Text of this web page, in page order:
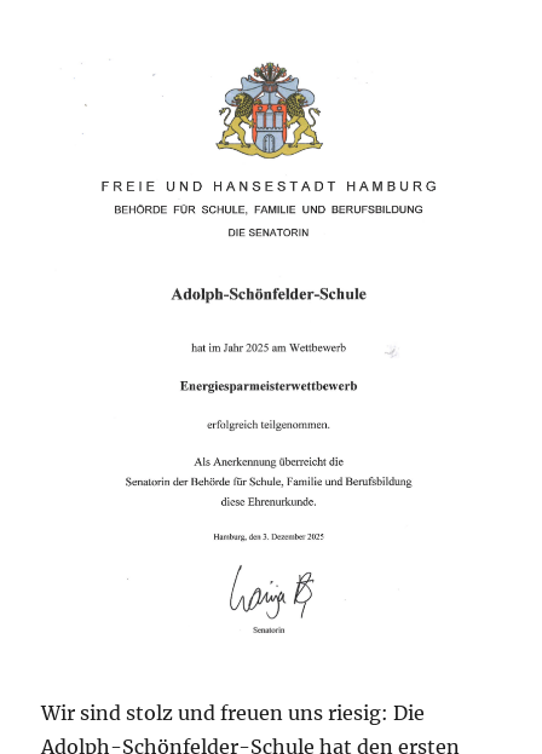
Wir sind stolz und freuen uns riesig: Die
Adolph-Schönfelder-Schule hat den ersten